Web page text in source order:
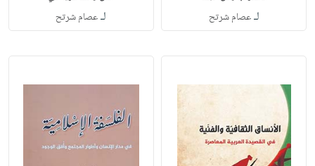
لـعصام شرتح لـعصام شرتح